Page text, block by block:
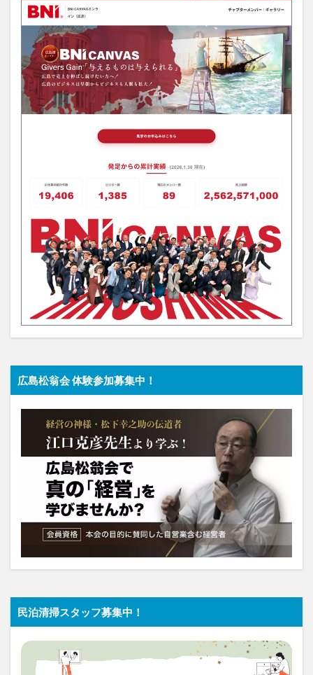
広島松翁会 体験参加募集中！
民泊清掃スタッフ募集中！